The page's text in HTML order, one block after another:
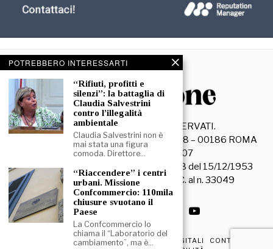
© 2026- TUTTI I DIRITTI RISERVATI.
La Discussione S.r.l. – Piazza Capranica, 78 – 00186 ROMA
C.F. e P. IVA 15045971007
Registrazione Tribunale di Roma n. 3628 del 15/12/1953
La società editrice è iscritta al R.O.C. al n. 33049
PRIVACY & COOKIE POLICY EDIZIONI DIGITALI
CONTATTI
POTREBBERO INTERESSARTI
“Rifiuti, profitti e
silenzi”: la battaglia di
Claudia Salvestrini
contro l’illegalità
ambientale
Claudia Salvestrini non è
mai stata una figura
comoda. Direttore…
“Riaccendere” i centri
urbani. Missione
Confcommercio: 110mila
chiusure svuotano il
Paese
La Confcommercio lo
chiama il “Laboratorio del
cambiamento”, ma è…